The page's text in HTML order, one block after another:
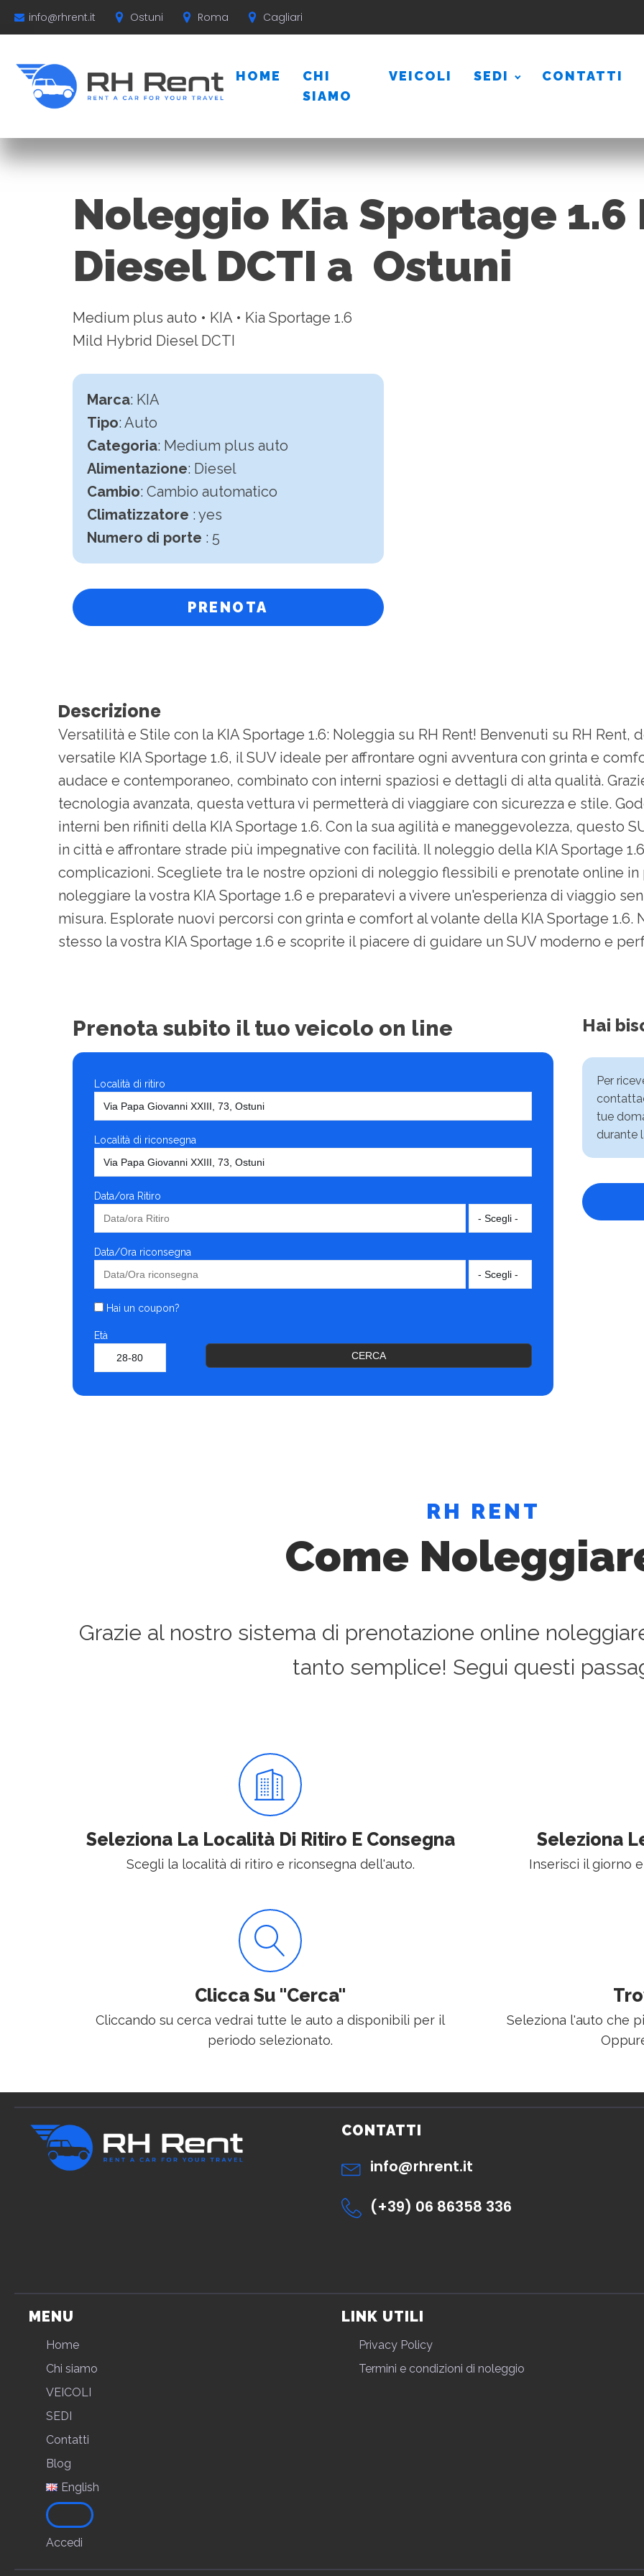
info@rhrent.it Ostuni Roma Cagliari
HOME
CHI
SIAMO
VEICOLI SEDI CONTATTI
Noleggio Kia Sportage
Diesel DCTI a Ostuni
Medium plus auto • KIA • Kia Sportage 1.6
Mild Hybrid Diesel DCTI
Marca: KIA
Tipo: Auto
Categoria: Medium plus auto
Alimentazione: Diesel
Cambio: Cambio automatico
Climatizzatore : yes
Numero di porte : 5
PRENOTA
Descrizione
Versatilità e Stile con la KIA Sportage 1.6: Noleggia su RH Rent! Benvenuti su RH
versatile KIA Sportage 1.6, il SUV ideale per affrontare ogni avventura con grinta e
audace e contemporaneo, combinato con interni spaziosi e dettagli di alta qualità.
tecnologia avanzata, questa vettura vi permetterà di viaggiare con sicurezza e stile.
interni ben rifiniti della KIA Sportage 1.6. Con la sua agilità e maneggevolezza, questo
in città e affrontare strade più impegnative con facilità. Il noleggio della KIA Sportage
complicazioni. Scegliete tra le nostre opzioni di noleggio flessibili e prenotate online in
noleggiare la vostra KIA Sportage 1.6 e preparatevi a vivere un'esperienza di viaggio
misura. Esplorate nuovi percorsi con grinta e comfort al volante della KIA Sportage
stesso la vostra KIA Sportage 1.6 e scoprite il piacere di guidare un SUV moderno e
Prenota subito il tuo veicolo on line
Località di ritiro
Località di riconsegna
Data/ora Ritiro
Data/Ora riconsegna
Hai un coupon?
Età
CERCA
Hai
Per
tue
durante
RH RENT
Come
Grazie al nostro sistema di prenotazione online
tanto semplice! Segui questi
Seleziona La Località Di Ritiro E Consegna
Scegli la località di ritiro e riconsegna dell'auto.
Seleziona
Inserisci il giorno
Clicca Su "Cerca"
Cliccando su cerca vedrai tutte le auto a disponibili per il
periodo selezionato.
Seleziona l'auto che
CONTATTI
info@rhrent.it
(+39) 06 86358 336
MENU
Home
Chi siamo
VEICOLI
SEDI
Contatti
Blog
English
Accedi
LINK UTILI
Privacy Policy
Termini e condizioni di noleggio